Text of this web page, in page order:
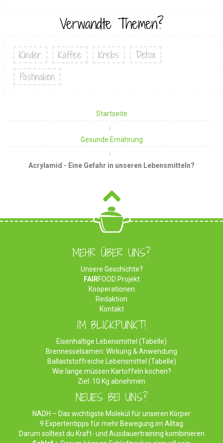
Verwandte Themen?
Kinder Kaffee Krebs
Detox
Pastinaken
Startseite
Gesunde Ernährung
Acrylamid - Eine Gefahr in unseren Lebensmitteln?
MEHR ÜBER UNS?
Unsere Geschichte?
FAIRFOOD Projekt
Kooperationen
Redaktion
Kontakt
IM BLICKPUNKT!
Eisenhaltige Lebensmittel (Tabelle)
Brennesselsamen: Wirkung & Anwendung
Ballaststoffreiche Lebensmittel (Tabelle)
Wie lange müssen Kartoffeln kochen?
Ziel: 10 Kg abnehmen
NEUES BEI UNS?
NADH – Das wichtigste Molekül für unseren Körper
9 Expertentipps für mehr Bewegung im Alltag
Darum solltest du Kraft- und Ausdauertraining kombinieren